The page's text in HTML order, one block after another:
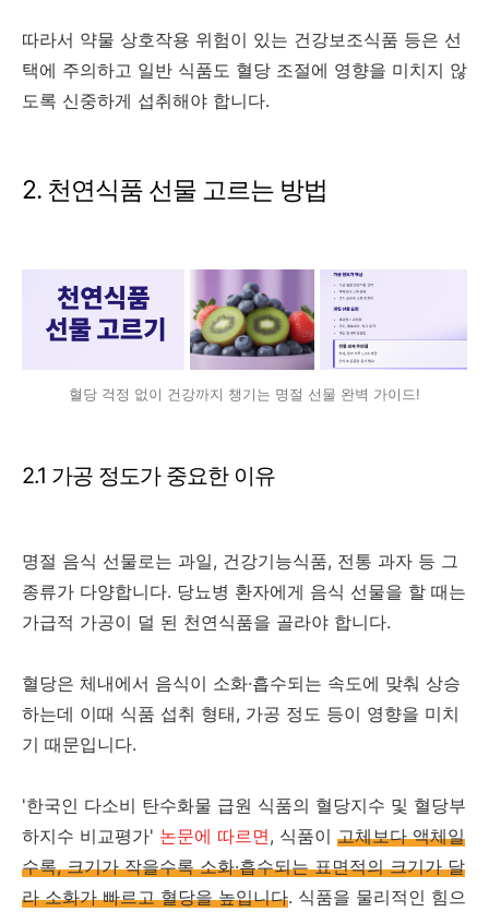
따라서 약물 상호작용 위험이 있는 건강보조식품 등은 선
택에 주의하고 일반 식품도 혈당 조절에 영향을 미치지 않
도록 신중하게 섭취해야 합니다.
2. 천연식품 선물 고르는 방법
혈당 걱정 없이 건강까지 챙기는 명절 선물 완벽 가이드!
2.1 가공 정도가 중요한 이유
명절 음식 선물로는 과일, 건강기능식품, 전통 과자 등 그
종류가 다양합니다. 당뇨병 환자에게 음식 선물을 할 때는
가급적 가공이 덜 된 천연식품을 골라야 합니다.
혈당은 체내에서 음식이 소화·흡수되는 속도에 맞춰 상승
하는데 이때 식품 섭취 형태, 가공 정도 등이 영향을 미치
기 때문입니다.
'한국인 다소비 탄수화물 급원 식품의 혈당지수 및 혈당부
하지수 비교평가' 논문에 따르면, 식품이 고체보다 액체일
수록, 크기가 작을수록 소화·흡수되는 표면적의 크기가 달
라 소화가 빠르고 혈당을 높입니다. 식품을 물리적인 힘으